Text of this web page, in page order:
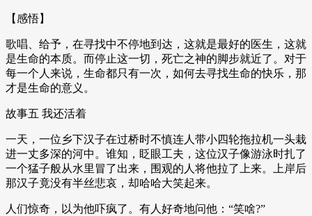
【感悟】
歌唱、给予，在寻找中不停地到达，这就是最好的医生，这就
是生命的本质。而停止这一切，死亡之神的脚步就近了。对于
每一个人来说，生命都只有一次，如何去寻找生命的快乐，那
才是生命的意义。
故事五 我还活着
一天，一位乡下汉子在过桥时不慎连人带小四轮拖拉机一头栽
进一丈多深的河中。谁知，眨眼工夫，这位汉子像游泳时扎了
一个猛子般从水里冒了出来，围观的人将他拉了上来。上岸后
那汉子竟没有半丝悲哀，却哈哈大笑起来。
人们惊奇，以为他吓疯了。有人好奇地问他：“笑啥?”